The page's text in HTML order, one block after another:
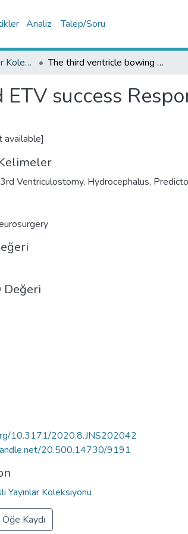
Analiz Talep/Soru
WoS İndeksli Yayınlar Koleksiyonu The third ventricle bowing and ETV success Response
success
available]
Ventriculostomy, Hydrocephalus,
Değeri
10.3171/2020.8.JNS202042
20.500.14730/9191
Yayınlar Koleksiyonu
Kaydı